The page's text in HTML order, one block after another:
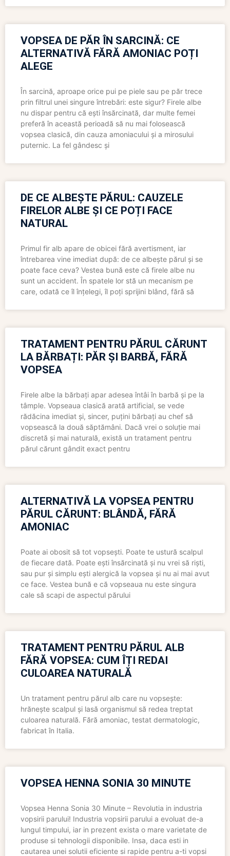
VOPSEA DE PĂR ÎN SARCINĂ: CE
ALTERNATIVĂ FĂRĂ AMONIAC POȚI
ALEGE
În sarcină, aproape orice pui pe piele sau pe păr trece
prin filtrul unei singure întrebări: este sigur? Firele albe
nu dispar pentru că ești însărcinată, dar multe femei
preferă în această perioadă să nu mai folosească
vopsea clasică, din cauza amoniacului și a mirosului
puternic. La fel gândesc și
DE CE ALBEȘTE PĂRUL: CAUZELE
FIRELOR ALBE ȘI CE POȚI FACE
NATURAL
Primul fir alb apare de obicei fără avertisment, iar
întrebarea vine imediat după: de ce albește părul și se
poate face ceva? Vestea bună este că firele albe nu
sunt un accident. În spatele lor stă un mecanism pe
care, odată ce îl înțelegi, îl poți sprijini blând, fără să
TRATAMENT PENTRU PĂRUL CĂRUNT
LA BĂRBAȚI: PĂR ȘI BARBĂ, FĂRĂ
VOPSEA
Firele albe la bărbați apar adesea întâi în barbă și pe la
tâmple. Vopseaua clasică arată artificial, se vede
rădăcina imediat și, sincer, puțini bărbați au chef să
vopsească la două săptămâni. Dacă vrei o soluție mai
discretă și mai naturală, există un tratament pentru
părul cărunt gândit exact pentru
ALTERNATIVĂ LA VOPSEA PENTRU
PĂRUL CĂRUNT: BLÂNDĂ, FĂRĂ
AMONIAC
Poate ai obosit să tot vopsești. Poate te ustură scalpul
de fiecare dată. Poate ești însărcinată și nu vrei să riști,
sau pur și simplu ești alergică la vopsea și nu ai mai avut
ce face. Vestea bună e că vopseaua nu este singura
cale să scapi de aspectul părului
TRATAMENT PENTRU PĂRUL ALB
FĂRĂ VOPSEA: CUM ÎȚI REDAI
CULOAREA NATURALĂ
Un tratament pentru părul alb care nu vopsește:
hrănește scalpul și lasă organismul să redea treptat
culoarea naturală. Fără amoniac, testat dermatologic,
fabricat în Italia.
VOPSEA HENNA SONIA 30 MINUTE
Vopsea Henna Sonia 30 Minute – Revolutia in industria
vopsirii parului! Industria vopsirii parului a evoluat de-a
lungul timpului, iar in prezent exista o mare varietate de
produse si tehnologii disponibile. Insa, daca esti in
cautarea unei solutii eficiente si rapide pentru a-ti vopsi